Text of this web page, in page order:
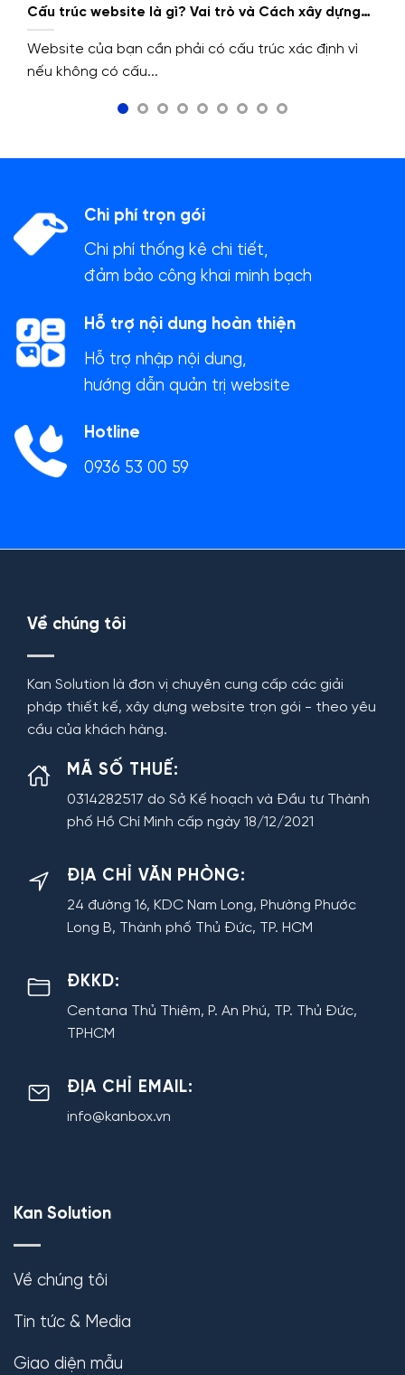
Cấu trúc website là gì? Vai trò và Cách xây dựng
cấu trúc website.
Website của bạn cần phải có cấu trúc xác định vì
nếu không có cấu...
Chi phí trọn gói
Chi phí thống kê chi tiết,
đảm bảo công khai minh bạch
Hỗ trợ nội dung hoàn thiện
Hỗ trợ nhập nội dung,
hướng dẫn quản trị website
Hotline
0936 53 00 59
Về chúng tôi
Kan Solution là đơn vị chuyên cung cấp các giải
pháp thiết kế, xây dựng website trọn gói - theo yêu
cầu của khách hàng.
MÃ SỐ THUẾ:
0314282517 do Sở Kế hoạch và Đầu tư Thành
phố Hồ Chí Minh cấp ngày 18/12/2021
ĐỊA CHỈ VĂN PHÒNG:
24 đường 16, KDC Nam Long, Phường Phước
Long B, Thành phố Thủ Đức, TP. HCM
ĐKKD:
Centana Thủ Thiêm, P. An Phú, TP. Thủ Đức,
TPHCM
ĐỊA CHỈ EMAIL:
info@kanbox.vn
Kan Solution
Về chúng tôi
Tin tức & Media
Giao diện mẫu